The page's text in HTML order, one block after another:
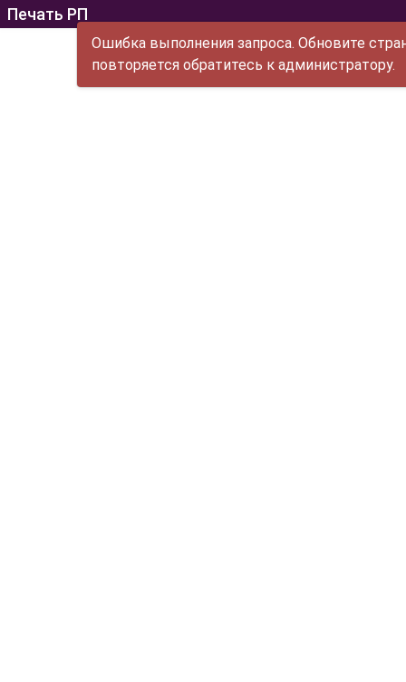
Печать РП
Ошибка выполнения запроса. Обновите
повторяется обратитесь к администратору.